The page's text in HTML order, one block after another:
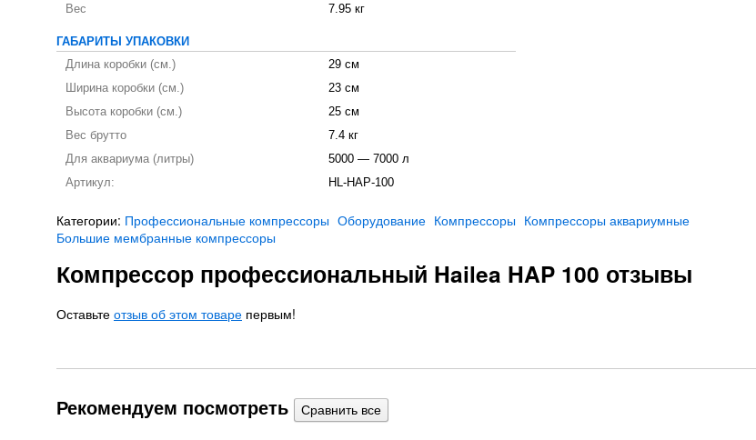
Вес
7.95 кг
ГАБАРИТЫ УПАКОВКИ
Длина коробки (см.)
29 см
Ширина коробки (см.)
23 см
Высота коробки (см.)
25 см
Вес брутто
7.4 кг
Для аквариума (литры)
5000 — 7000 л
Артикул:
HL-HAP-100
Категории: Профессиональные компрессоры Оборудование Компрессоры Компрессоры аквариумные
Большие мембранные компрессоры
Компрессор профессиональный Hailea HAP 100 отзывы
Оставьте отзыв об этом товаре первым!
Рекомендуем посмотреть